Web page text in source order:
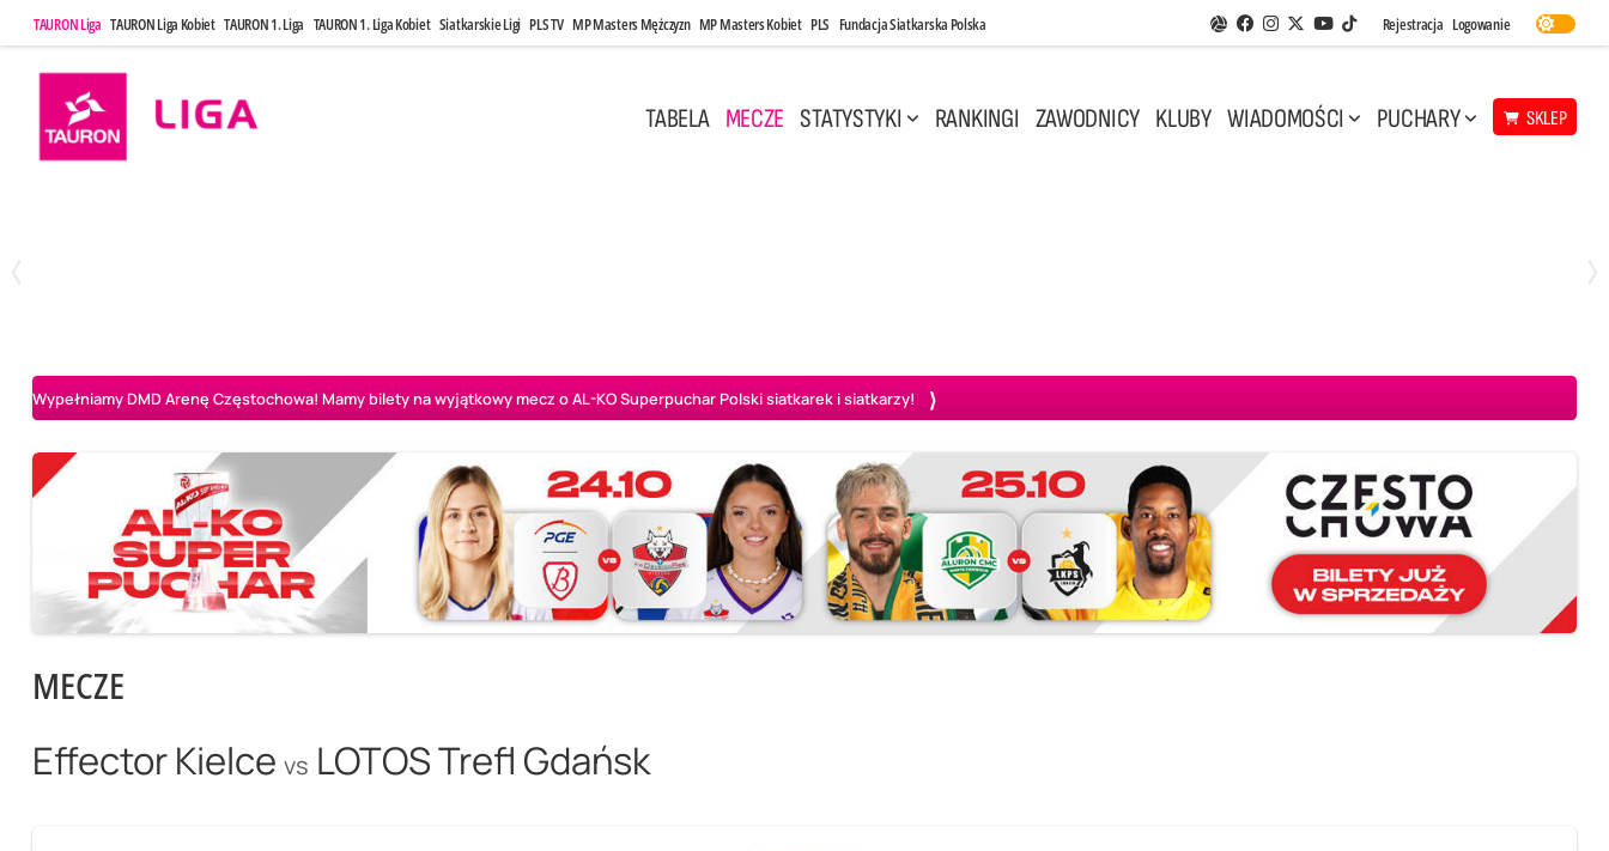
TAURON Liga TAURON Liga Kobiet TAURON 1. Liga TAURON 1. Liga Kobiet Siatkarskie Ligi PLS TV MP Masters Mężczyzn MP Masters Kobiet PLS Fundacja Siatkarska Polska Aplikacja Siatkarskie Ligi
Facebook
Instagram
Twitter
Youtube
TikTok
Rejestracja Logowanie
TABELA MECZE STATYSTYKI RANKINGI ZAWODNICY KLUBY WIADOMOŚCI PUCHARY SKLEP
Wypełniamy DMD Arenę Częstochowa! Mamy bilety na wyjątkowy mecz o AL-KO Superpuchar Polski siatkarek i siatkarzy!
MECZE
Effector Kielce vs LOTOS Trefl Gdańsk